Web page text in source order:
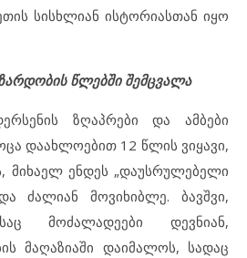
სისხლიან ისტორიასთან იყო
წლებში შემცვალა
ზღაპრები და ამბები
დაახლოებით 12 წლის ვიყავი,
მიხაელ ენდეს „დაუსრულებელი
ძალიან მოვიხიბლე. ბავშვი,
მოძალადეები დევნიან,
მაღაზიაში დაიმალოს, სადაც